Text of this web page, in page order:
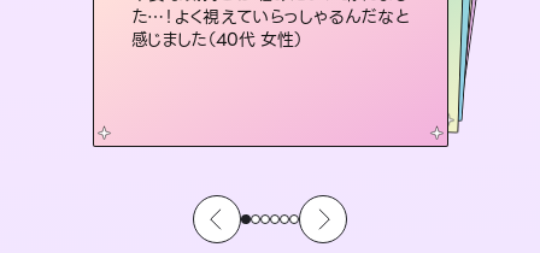
た…！よく視えていらっしゃるんだなと
感じました（40代 女性）
た（50代 女性）
しゃるんだなと驚きです（30代女性）
とうございました（40代 女性）
打てて前向きになれます（40代）